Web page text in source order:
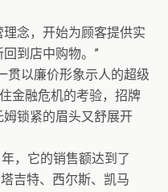
念，开始为顾客提供实
到店中购物。”
贯以廉价形象示人的超级
金融危机的考验，招牌
锁紧的眉头又舒展开
，它的销售额达到了
吉特、西尔斯、凯马